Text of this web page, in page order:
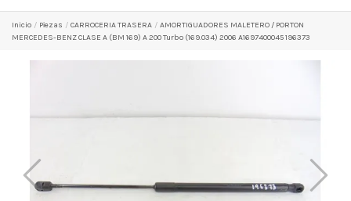
Inicio Pіezas CARROCERIA TRASERA
AMORTIGUADORES MALETERO / PORTON
MERCEDES-BENZ CLASE A (BM 169) A 200 Turbo (169.034) 2006 A1697400045 196373